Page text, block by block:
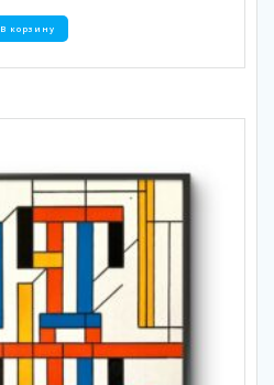
В корзину